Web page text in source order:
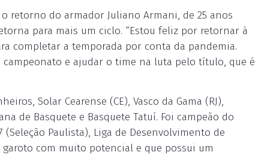
retorno do armador Juliano Armani, de 25 anos
para mais um ciclo. “Estou feliz por retornar à
completar a temporada por conta da pandemia.
e ajudar o time na luta pelo título, que é
Solar Cearense (CE), Vasco da Gama (RJ),
de Basquete e Basquete Tatuí. Foi campeão do
(Seleção Paulista), Liga de Desenvolvimento de
garoto com muito potencial e que possui um